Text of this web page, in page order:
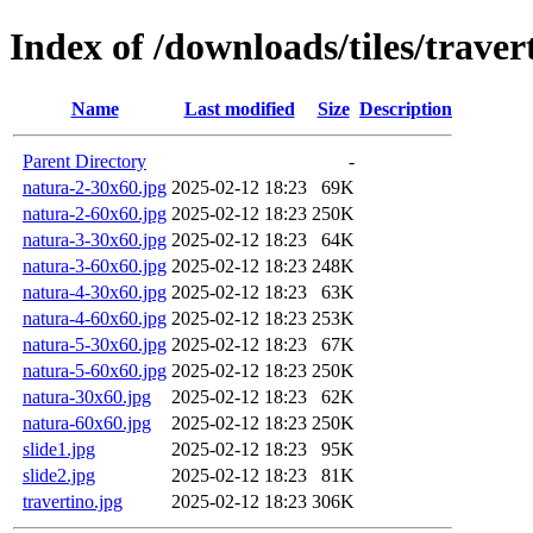
Index of /downloads/tiles/
Name Last modified Size Description
Parent Directory
-
natura-2-30x60.jpg 2025-02-12 18:23
69K
natura-2-60x60.jpg 2025-02-12 18:23 250K
natura-3-30x60.jpg 2025-02-12 18:23
64K
natura-3-60x60.jpg 2025-02-12 18:23 248K
natura-4-30x60.jpg 2025-02-12 18:23
63K
natura-4-60x60.jpg 2025-02-12 18:23 253K
natura-5-30x60.jpg 2025-02-12 18:23
67K
natura-5-60x60.jpg 2025-02-12 18:23 250K
natura-30x60.jpg
2025-02-12 18:23
62K
natura-60x60.jpg
2025-02-12 18:23 250K
slide1.jpg
2025-02-12 18:23
95K
slide2.jpg
2025-02-12 18:23
81K
travertino.jpg
2025-02-12 18:23 306K